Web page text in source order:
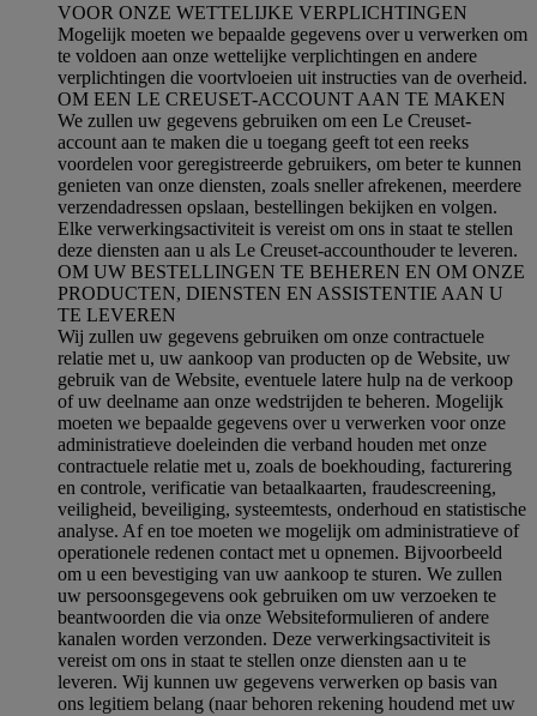
VOOR ONZE WETTELIJKE VERPLICHTINGEN
Mogelijk moeten we bepaalde gegevens over u verwerken om
te voldoen aan onze wettelijke verplichtingen en andere
verplichtingen die voortvloeien uit instructies van de overheid.
OM EEN LE CREUSET-ACCOUNT AAN TE MAKEN
We zullen uw gegevens gebruiken om een Le Creuset-
account aan te maken die u toegang geeft tot een reeks
voordelen voor geregistreerde gebruikers, om beter te kunnen
genieten van onze diensten, zoals sneller afrekenen, meerdere
verzendadressen opslaan, bestellingen bekijken en volgen.
Elke verwerkingsactiviteit is vereist om ons in staat te stellen
deze diensten aan u als Le Creuset-accounthouder te leveren.
OM UW BESTELLINGEN TE BEHEREN EN OM ONZE
PRODUCTEN, DIENSTEN EN ASSISTENTIE AAN U
TE LEVEREN
Wij zullen uw gegevens gebruiken om onze contractuele
relatie met u, uw aankoop van producten op de Website, uw
gebruik van de Website, eventuele latere hulp na de verkoop
of uw deelname aan onze wedstrijden te beheren. Mogelijk
moeten we bepaalde gegevens over u verwerken voor onze
administratieve doeleinden die verband houden met onze
contractuele relatie met u, zoals de boekhouding, facturering
en controle, verificatie van betaalkaarten, fraudescreening,
veiligheid, beveiliging, systeemtests, onderhoud en statistische
analyse. Af en toe moeten we mogelijk om administratieve of
operationele redenen contact met u opnemen. Bijvoorbeeld
om u een bevestiging van uw aankoop te sturen. We zullen
uw persoonsgegevens ook gebruiken om uw verzoeken te
beantwoorden die via onze Websiteformulieren of andere
kanalen worden verzonden. Deze verwerkingsactiviteit is
vereist om ons in staat te stellen onze diensten aan u te
leveren. Wij kunnen uw gegevens verwerken op basis van
ons legitiem belang (naar behoren rekening houdend met uw